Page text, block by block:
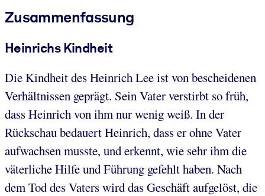
Zusammenfassung
Heinrichs Kindheit
Die Kindheit des Heinrich Lee ist von bescheidenen
Verhältnissen geprägt. Sein Vater verstirbt so früh,
dass Heinrich von ihm nur wenig weiß. In der
Rückschau bedauert Heinrich, dass er ohne Vater
aufwachsen musste, und erkennt, wie sehr ihm die
väterliche Hilfe und Führung gefehlt haben. Nach
dem Tod des Vaters wird das Geschäft aufgelöst, die